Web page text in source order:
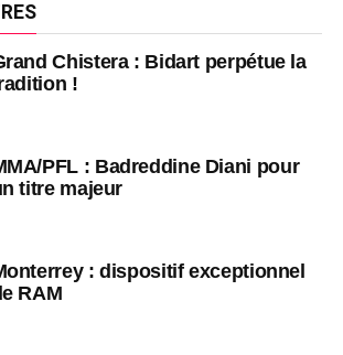
Chistera : Bidart perpétue la
!
PFL : Badreddine Diani pour
titre majeur
: dispositif exceptionnel
RAM